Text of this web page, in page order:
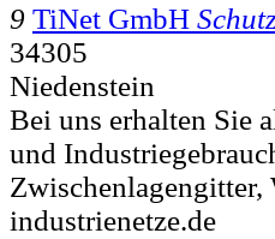
9 TiNet GmbH
34305
Niedenstein
Bei uns erhalten Sie
und
Zwischenlagengitter,
industrienetze.de